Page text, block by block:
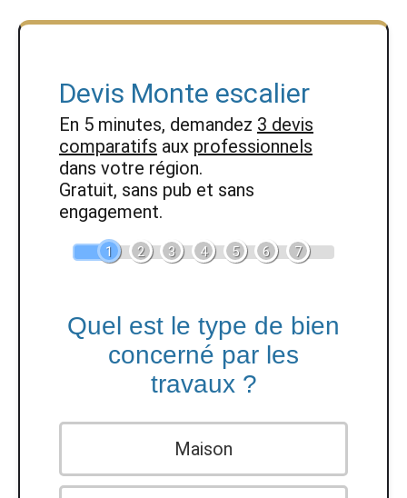
Devis Monte escalier
En 5 minutes, demandez 3 devis
comparatifs aux professionnels
dans votre région.
Gratuit, sans pub et sans
engagement.
1 2 3 4 5 6 7
Quel est le type de bien
concerné par les
travaux ?
Maison